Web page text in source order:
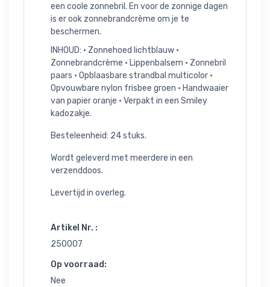
een coole zonnebril. En voor de zonnige dagen
is er ook zonnebrandcrème om je te
beschermen.
INHOUD: • Zonnehoed lichtblauw •
Zonnebrandcrème • Lippenbalsem • Zonnebril
paars • Opblaasbare strandbal multicolor •
Opvouwbare nylon frisbee groen • Handwaaier
van papier oranje • Verpakt in een Smiley
kadozakje.
Besteleenheid: 24 stuks.
Wordt geleverd met meerdere in een
verzenddoos.
Levertijd in overleg.
Artikel Nr. :
250007
Op voorraad:
Nee